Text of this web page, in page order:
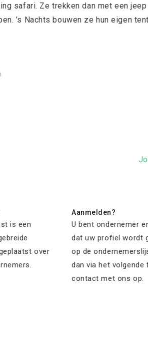
safari. Ze trekken dan met een
’s Nachts bouwen ze hun eigen
is een
over
Aanmelden?
U bent ondernemer
dat uw profiel wordt
op de
dan via het volgende
contact met ons op.